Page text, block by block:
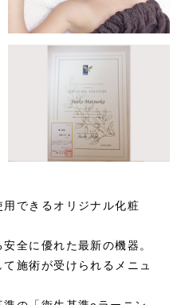
できるオリジナル化粧
全に優れた最新の機器。
施術が受けられるメニュ